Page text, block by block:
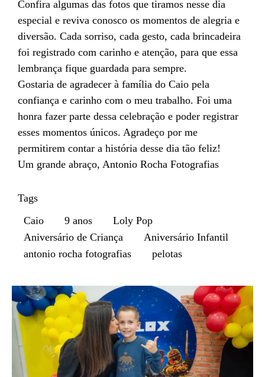
Confira algumas das fotos que tiramos nesse dia
especial e reviva conosco os momentos de alegria e
diversão. Cada sorriso, cada gesto, cada brincadeira
foi registrado com carinho e atenção, para que essa
lembrança fique guardada para sempre.
Gostaria de agradecer à família do Caio pela
confiança e carinho com o meu trabalho. Foi uma
honra fazer parte dessa celebração e poder registrar
esses momentos únicos. Agradeço por me
permitirem contar a história desse dia tão feliz!
Um grande abraço, Antonio Rocha Fotografias
Tags
Caio
9 anos
Loly Pop
Aniversário de Criança
Aniversário Infantil
antonio rocha fotografias
pelotas